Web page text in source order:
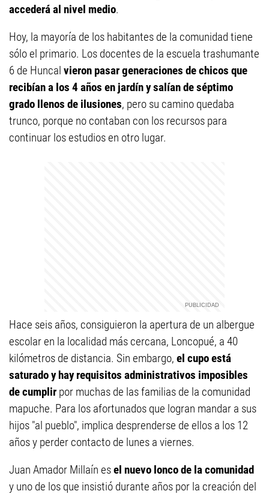
accederá al nivel medio.
Hoy, la mayoría de los habitantes de la comunidad tiene
sólo el primario. Los docentes de la escuela trashumante
6 de Huncal vieron pasar generaciones de chicos que
recibían a los 4 años en jardín y salían de séptimo
grado llenos de ilusiones, pero su camino quedaba
trunco, porque no contaban con los recursos para
continuar los estudios en otro lugar.
Hace seis años, consiguieron la apertura de un albergue
escolar en la localidad más cercana, Loncopué, a 40
kilómetros de distancia. Sin embargo, el cupo está
saturado y hay requisitos administrativos imposibles
de cumplir por muchas de las familias de la comunidad
mapuche. Para los afortunados que logran mandar a sus
hijos "al pueblo", implica desprenderse de ellos a los 12
años y perder contacto de lunes a viernes.
Juan Amador Millaín esel nuevo lonco de la comunidad
y uno de los que insistió durante años por la creación del